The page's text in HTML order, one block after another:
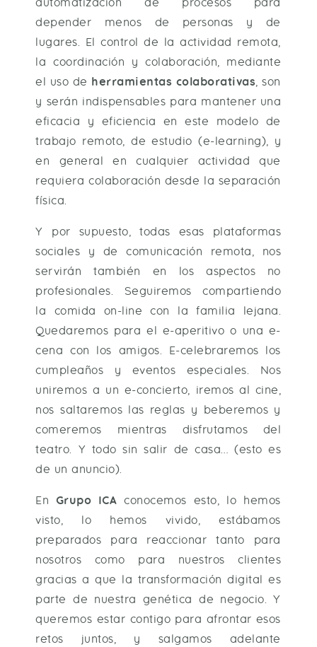
depender menos de personas y de
lugares. El control de la actividad remota,
la coordinación y colaboración, mediante
el uso de herramientas colaborativas, son
y serán indispensables para mantener una
eficacia y eficiencia en este modelo de
trabajo remoto, de estudio (e-learning), y
en general en cualquier actividad que
requiera colaboración desde la separación
física.
Y por supuesto, todas esas plataformas
sociales y de comunicación remota, nos
servirán también en los aspectos no
profesionales. Seguiremos compartiendo
la comida on-line con la familia lejana.
Quedaremos para el e-aperitivo o una e-
cena con los amigos. E-celebraremos los
cumpleaños y eventos especiales. Nos
uniremos a un e-concierto, iremos al cine,
nos saltaremos las reglas y beberemos y
comeremos mientras disfrutamos del
teatro. Y todo sin salir de casa… (esto es
de un anuncio).
En Grupo ICA conocemos esto, lo hemos
visto, lo hemos vivido, estábamos
preparados para reaccionar tanto para
nosotros como para nuestros clientes
gracias a que la transformación digital es
parte de nuestra genética de negocio. Y
queremos estar contigo para afrontar esos
retos juntos, y salgamos adelante